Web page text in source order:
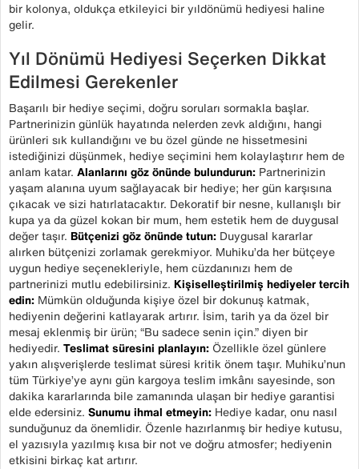
bir kolonya, oldukça etkileyici bir yıldönümü hediyesi haline
gelir.
Yıl Dönümü Hediyesi Seçerken Dikkat
Edilmesi Gerekenler
Başarılı bir hediye seçimi, doğru soruları sormakla başlar.
Partnerinizin günlük hayatında nelerden zevk aldığını, hangi
ürünleri sık kullandığını ve bu özel günde ne hissetmesini
istediğinizi düşünmek, hediye seçimini hem kolaylaştırır hem de
anlam katar. Alanlarını göz önünde bulundurun: Partnerinizin
yaşam alanına uyum sağlayacak bir hediye; her gün karşısına
çıkacak ve sizi hatırlatacaktır. Dekoratif bir nesne, kullanışlı bir
kupa ya da güzel kokan bir mum, hem estetik hem de duygusal
değer taşır. Bütçenizi göz önünde tutun: Duygusal kararlar
alırken bütçenizi zorlamak gerekmiyor. Muhiku’da her bütçeye
uygun hediye seçenekleriyle, hem cüzdanınızı hem de
partnerinizi mutlu edebilirsiniz. Kişiselleştirilmiş hediyeler tercih
edin: Mümkün olduğunda kişiye özel bir dokunuş katmak,
hediyenin değerini katlayarak artırır. İsim, tarih ya da özel bir
mesaj eklenmiş bir ürün; “Bu sadece senin için.” diyen bir
hediyedir. Teslimat süresini planlayın: Özellikle özel günlere
yakın alışverişlerde teslimat süresi kritik önem taşır. Muhiku’nun
tüm Türkiye’ye aynı gün kargoya teslim imkânı sayesinde, son
dakika kararlarında bile zamanında ulaşan bir hediye garantisi
elde edersiniz. Sunumu ihmal etmeyin: Hediye kadar, onu nasıl
sunduğunuz da önemlidir. Özenle hazırlanmış bir hediye kutusu,
el yazısıyla yazılmış kısa bir not ve doğru atmosfer; hediyenin
etkisini birkaç kat artırır.